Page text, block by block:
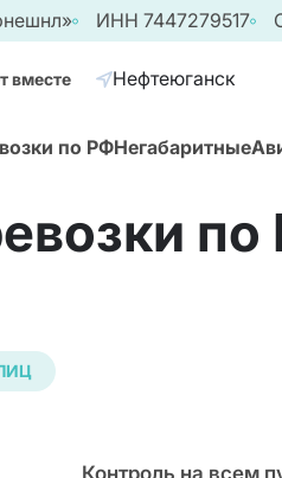
ИНН 7447279517
вместе Нефтеюганск
лиц
по РФНегабаритные
по
Контроль на всем